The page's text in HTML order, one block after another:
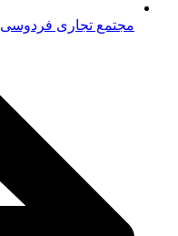
مجتمع تجاری فردوسی